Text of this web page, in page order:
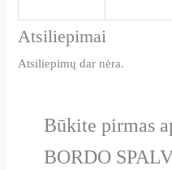
Atsiliepimai
Atsiliepimų dar nėra.
Būkite pirmas
BORDO